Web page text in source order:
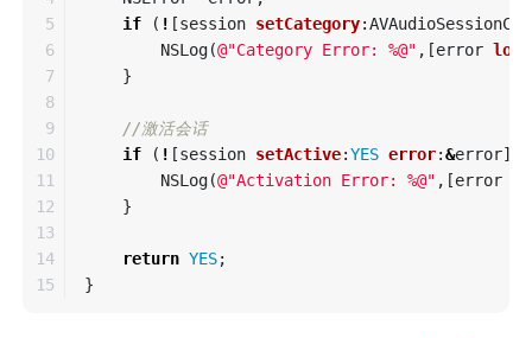
5
6
7
8
9
10
11
12
13
14
if
( ! [session setCategory:
NSLog(@"Category Error: %@" ,[error
}
//激活会话
if
( ! [session setActive:YES error:&error])
NSLog(@"Activation Error: %@" ,[error
}
return YES;
}